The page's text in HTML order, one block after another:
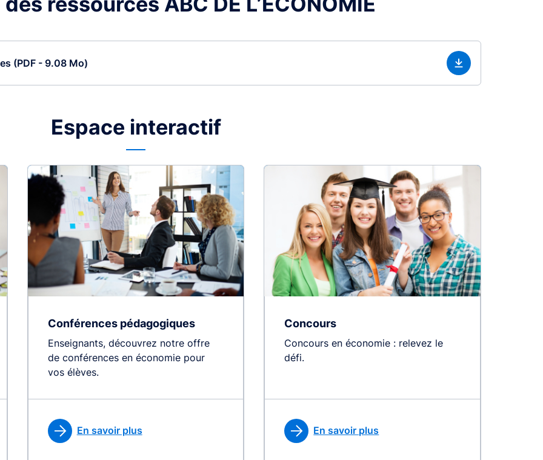
(PDF - 9.08 Mo)
Espace interactif
Conférences pédagogiques
Enseignants, découvrez notre offre
de conférences en économie pour
vos élèves.
En savoir plus
Concours
Concours en économie : relevez le
défi.
En savoir plus